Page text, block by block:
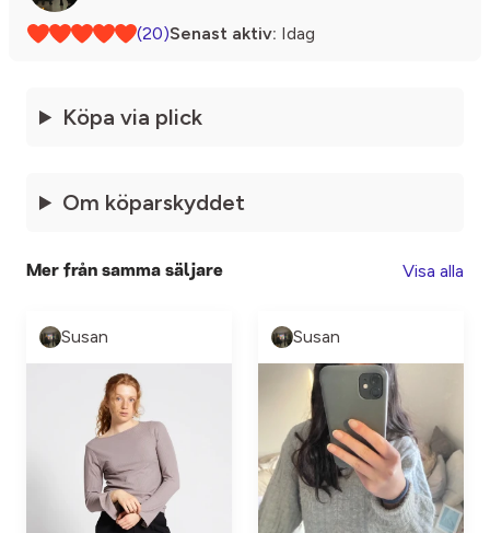
(20)Senast aktiv: Idag
Köpa via plick
Om köparskyddet
Mer från samma säljare Visa alla
Susan Susan